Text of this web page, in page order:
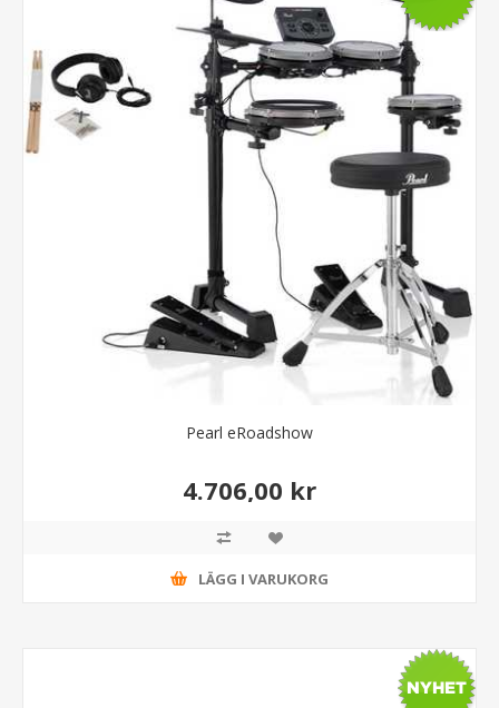
Pearl eRoadshow
4.706,00 kr
LÄGG I VARUKORG